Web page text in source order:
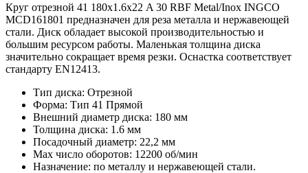
Круг отрезной 41 180х1.6х22 A 30 RBF Metal/Inox INGCO
MCD161801 предназначен для реза металла и нержавеющей
стали. Диск обладает высокой производительностью и
большим ресурсом работы. Маленькая толщина диска
значительно сокращает время резки. Оснастка соответствует
стандарту EN12413.
Тип диска: Отрезной
Форма: Тип 41 Прямой
Внешний диаметр диска: 180 мм
Толщина диска: 1.6 мм
Посадочный диаметр: 22,2 мм
Max число оборотов: 12200 об/мин
Назначение: по металлу и нержавеющей стали.